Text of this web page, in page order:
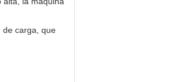
de carga, que